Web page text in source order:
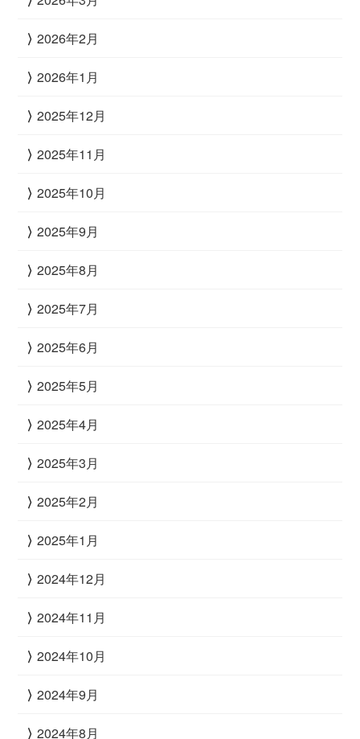
2026年2月
2026年1月
2025年12月
2025年11月
2025年10月
2025年9月
2025年8月
2025年7月
2025年6月
2025年5月
2025年4月
2025年3月
2025年2月
2025年1月
2024年12月
2024年11月
2024年10月
2024年9月
2024年8月